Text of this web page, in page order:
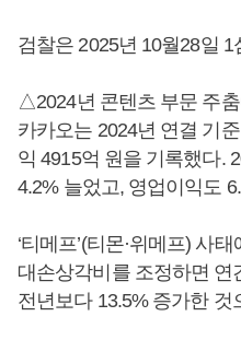
검찰은 2025년 10월28일
△2024년 콘텐츠 부문 주
카카오는 2024년 연결 기
익 4915억 원을 기록했다.
4.2% 늘었고, 영업이익도
‘티메프’(티몬·위메프) 사
대손상각비를 조정하면 연
전년보다 13.5% 증가한 것